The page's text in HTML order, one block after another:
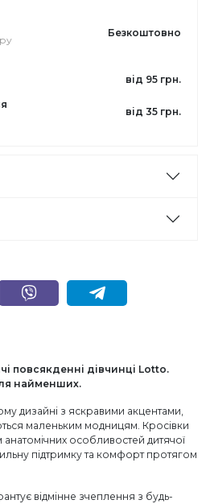
Безкоштовно
від 95 грн.
від 35 грн.
повсякденні дівчинці Lotto.
найменших.
дизайні з яскравими акцентами,
маленьким модницям. Кросівки
особливостей дитячої
підтримку та комфорт протягом
відмінне зчеплення з будь-